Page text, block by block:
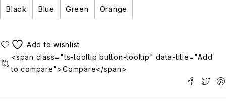
Black Blue Green Orange
<span class="ts-tooltip button-tooltip" data-title="Add
to compare">Compare</span>